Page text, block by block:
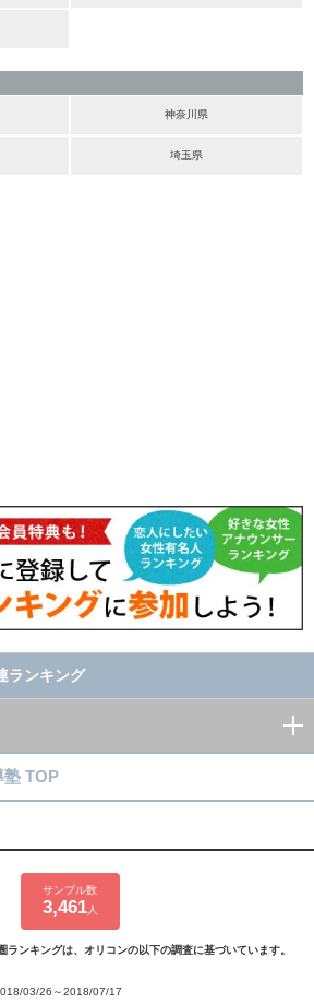
神奈川県
埼玉県
ランキング
塾 TOP
サンプル数
3,461人
ランキングは、オリコンの以下の調査に基づいています。
03/26～2018/07/17